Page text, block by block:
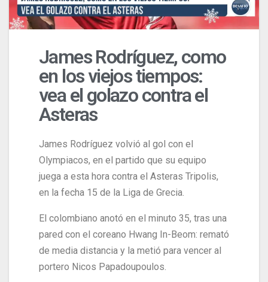
James Rodríguez, como
en los viejos tiempos:
vea el golazo contra el
Asteras
James Rodríguez volvió al gol con el
Olympiacos, en el partido que su equipo
juega a esta hora contra el Asteras Tripolis,
en la fecha 15 de la Liga de Grecia.
El colombiano anotó en el minuto 35, tras una
pared con el coreano Hwang In-Beom: remató
de media distancia y la metió para vencer al
portero Nicos Papadoupoulos.